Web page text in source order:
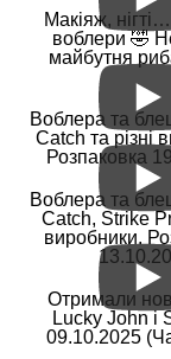
#FF-22-7
24 грн
Макіяж,
воблери 🤣
майбутня
Воблера та
Catch та різні
Розпаковка
Воблера та
Catch, Strike
виробники.
Отримали
Lucky John
09.10.2025